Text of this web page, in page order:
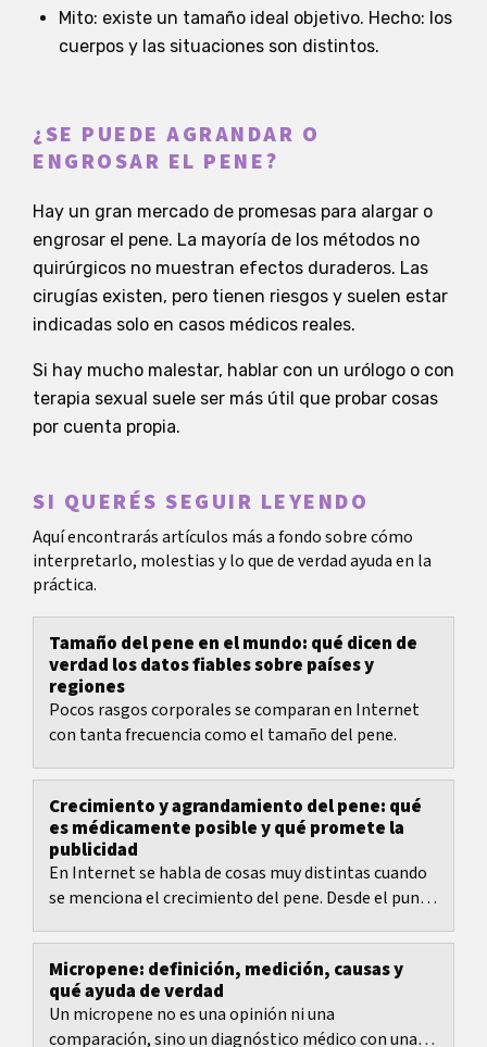
Mito: existe un tamaño ideal objetivo. Hecho: los
cuerpos y las situaciones son distintos.
¿SE PUEDE AGRANDAR O
ENGROSAR EL PENE?
Hay un gran mercado de promesas para alargar o
engrosar el pene. La mayoría de los métodos no
quirúrgicos no muestran efectos duraderos. Las
cirugías existen, pero tienen riesgos y suelen estar
indicadas solo en casos médicos reales.
Si hay mucho malestar, hablar con un urólogo o con
terapia sexual suele ser más útil que probar cosas
por cuenta propia.
SI QUERÉS SEGUIR LEYENDO
Aquí encontrarás artículos más a fondo sobre cómo
interpretarlo, molestias y lo que de verdad ayuda en la
práctica.
Tamaño del pene en el mundo: qué dicen de
verdad los datos fiables sobre países y
regiones
Pocos rasgos corporales se comparan en Internet
con tanta frecuencia como el tamaño del pene.
Crecimiento y agrandamiento del pene: qué
es médicamente posible y qué promete la
publicidad
En Internet se habla de cosas muy distintas cuando
se menciona el crecimiento del pene. Desde el punto
Micropene: definición, medición, causas y
qué ayuda de verdad
Un micropene no es una opinión ni una
comparación, sino un diagnóstico médico con una